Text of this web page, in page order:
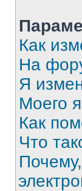
Как
На
Я
Моего
Как
Что